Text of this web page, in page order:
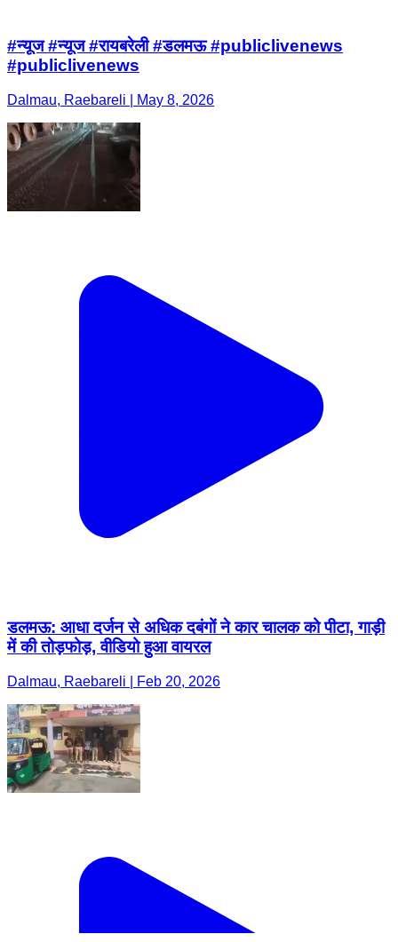
#न्यूज #न्यूज #रायबरेली #डलमऊ #publiclivenews
#publiclivenews
Dalmau, Raebareli | May 8, 2026
डलमऊ: आधा दर्जन से अधिक दबंगों ने कार चालक को पीटा, गाड़ी
में की तोड़फोड़, वीडियो हुआ वायरल
Dalmau, Raebareli | Feb 20, 2026